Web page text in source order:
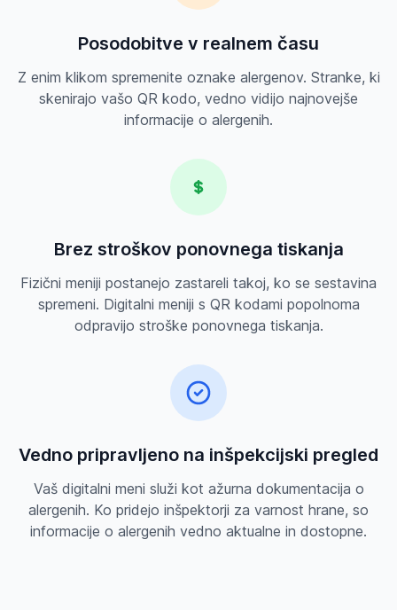
Posodobitve v realnem času
Z enim klikom spremenite oznake alergenov. Stranke, ki
skenirajo vašo QR kodo, vedno vidijo najnovejše
informacije o alergenih.
Brez stroškov ponovnega tiskanja
Fizični meniji postanejo zastareli takoj, ko se sestavina
spremeni. Digitalni meniji s QR kodami popolnoma
odpravijo stroške ponovnega tiskanja.
Vedno pripravljeno na inšpekcijski pregled
Vaš digitalni meni služi kot ažurna dokumentacija o
alergenih. Ko pridejo inšpektorji za varnost hrane, so
informacije o alergenih vedno aktualne in dostopne.